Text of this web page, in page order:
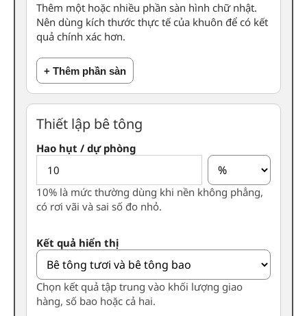
Thêm một hoặc nhiều phần sàn hình chữ nhật.
Nên dùng kích thước thực tế của khuôn để có kết
quả chính xác hơn.
+ Thêm phần sàn
Thiết lập bê tông
Hao hụt / dự phòng
10% là mức thường dùng khi nền không phẳng,
có rơi vãi và sai số đo nhỏ.
Kết quả hiển thị
Chọn kết quả tập trung vào khối lượng giao
hàng, số bao hoặc cả hai.